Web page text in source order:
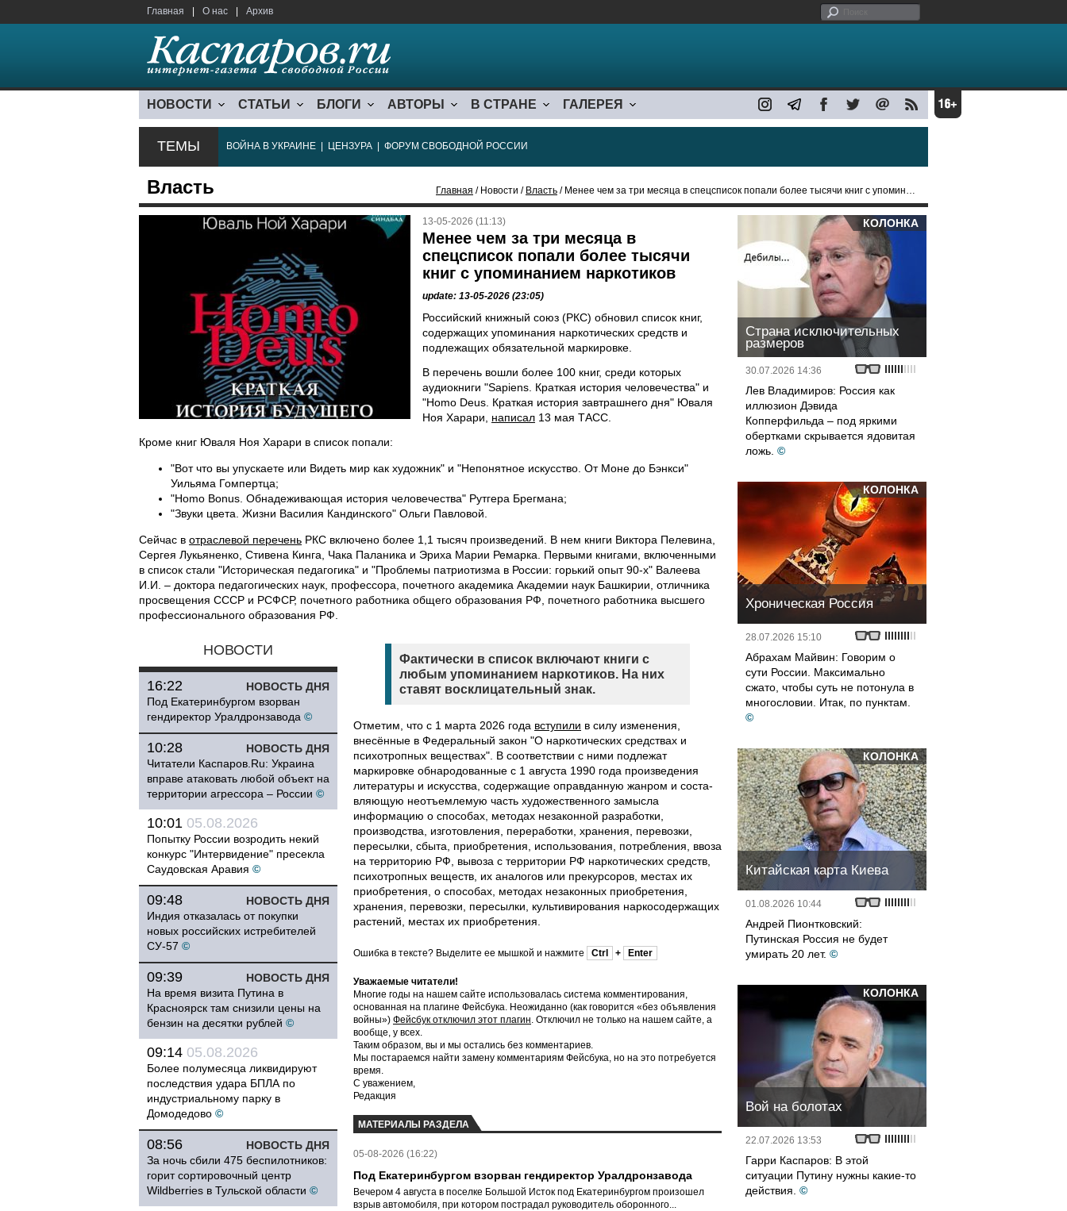
Главная О нас Архив
НОВОСТИ СТАТЬИ БЛОГИ АВТОРЫ В СТРАНЕ ГАЛЕРЕЯ
ТЕМЫ ВОЙНА В УКРАИНЕ ЦЕНЗУРА ФОРУМ СВОБОДНОЙ РОССИИ
Власть Главная / Новости / Власть / Менее чем за три месяца в спецсписок попали более тысячи книг с упоминанием наркотиков
13-05-2026 (11:13)
Менее чем за три месяца в
спецсписок попали более тысячи
книг с упоминанием наркотиков
update: 13-05-2026 (23:05)
Российский книжный союз (РКС) обновил список книг,
содержащих упоминания наркотических средств и
подлежащих обязательной маркировке.
В перечень вошли более 100 книг, среди которых
аудиокниги "Sapiens. Краткая история человечества" и
"Homo Deus. Краткая история завтрашнего дня" Юваля
Ноя Харари, написал 13 мая ТАСС.
Кроме книг Юваля Ноя Харари в список попали:
"Вот что вы упускаете или Видеть мир как художник" и "Непонятное искусство. От Моне до Бэнкси"
Уильяма Гомпертца;
"Homo Bonus. Обнадеживающая история человечества" Рутгера Брегмана;
"Звуки цвета. Жизни Василия Кандинского" Ольги Павловой.
Сейчас в отраслевой перечень РКС включено более 1,1 тысяч произведений. В нем книги Виктора Пелевина,
Сергея Лукьяненко, Стивена Кинга, Чака Паланика и Эриха Марии Ремарка. Первыми книгами, включенными
в список стали "Историческая педагогика" и "Проблемы патриотизма в России: горький опыт 90-х" Валеева
И.И. – доктора педагогических наук, профессора, почетного академика Академии наук Башкирии, отличника
просвещения СССР и РСФСР, почетного работника общего образования РФ, почетного работника высшего
профессионального образования РФ.
НОВОСТИ
НОВОСТЬ ДНЯ
16:22
Под Екатеринбургом взорван
гендиректор Уралдронзавода ©
НОВОСТЬ ДНЯ
10:28
Читатели Каспаров.Ru: Украина
вправе атаковать любой объект на
территории агрессора – России ©
10:01 05.08.2026
Попытку России возродить некий
конкурс "Интервидение" пресекла
Саудовская Аравия ©
НОВОСТЬ ДНЯ
09:48
Индия отказалась от покупки
новых российских истребителей
СУ-57 ©
НОВОСТЬ ДНЯ
09:39
На время визита Путина в
Красноярск там снизили цены на
бензин на десятки рублей ©
09:14 05.08.2026
Более полумесяца ликвидируют
последствия удара БПЛА по
индустриальному парку в
Домодедово ©
НОВОСТЬ ДНЯ
08:56
За ночь сбили 475 беспилотников:
горит сортировочный центр
Wildberries в Тульской области ©
Фактически в список включают книги с
любым упоминанием наркотиков. На них
ставят восклицательный знак.
Отметим, что с 1 марта 2026 года вступили в силу изменения,
внесённые в Федеральный закон "О наркотических средствах и
психотропных веществах". В соответствии с ними подлежат
маркировке обнародованные с 1 августа 1990 года произведения
литературы и искусства, содержащие оправданную жанром и соста­
вляющую неотъемлемую часть художес­твенного замысла
информацию о способах, методах незаконной разработки,
производства, изготовления, переработки, хранения, перевозки,
пересылки, сбыта, приобретения, использования, потребления, ввоза
на территорию РФ, вывоза с территории РФ наркотических средств,
психотропных веществ, их аналогов или прекурсоров, местах их
приобретения, о способах, методах незаконных приобретения,
хранения, перевозки, пересылки, культивирования наркосодержащих
растений, местах их приобретения.
Ошибка в тексте? Выделите ее мышкой и нажмите Ctrl + Enter
Уважаемые читатели!
Многие годы на нашем сайте использовалась система комментирования,
основанная на плагине Фейсбука. Неожиданно (как говорится «без объявления
войны») Фейсбук отключил этот плагин. Отключил не только на нашем сайте, а
вообще, у всех.
Таким образом, вы и мы остались без комментариев.
Мы постараемся найти замену комментариям Фейсбука, но на это потребуется
время.
С уважением,
Редакция
МАТЕРИАЛЫ РАЗДЕЛА
05-08-2026 (16:22)
Под Екатеринбургом взорван гендиректор Уралдронзавода
Вечером 4 августа в поселке Большой Исток под Екатеринбургом произошел
взрыв автомобиля, при котором пострадал руководитель оборонного...
КОЛОНКА
Страна исключительных
размеров
30.07.2026 14:36
Лев Владимиров: Россия как
иллюзион Дэвида
Копперфильда – под яркими
обертками скрывается ядовитая
ложь. ©
КОЛОНКА
Хроническая Россия
28.07.2026 15:10
Абрахам Майвин: Говорим о
сути России. Максимально
сжато, чтобы суть не потонула в
многословии. Итак, по пунктам.
©
КОЛОНКА
Китайская карта Киева
01.08.2026 10:44
Андрей Пионтковский:
Путинская Россия не будет
умирать 20 лет. ©
КОЛОНКА
Вой на болотах
22.07.2026 13:53
Гарри Каспаров: В этой
ситуации Путину нужны какие-то
действия. ©